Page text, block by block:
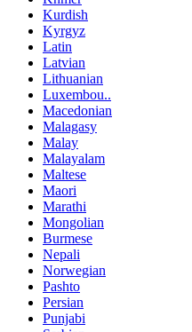
Kurdish
Kyrgyz
Latin
Latvian
Lithuanian
Luxembou..
Macedonian
Malagasy
Malay
Malayalam
Maltese
Maori
Marathi
Mongolian
Burmese
Nepali
Norwegian
Pashto
Persian
Punjabi